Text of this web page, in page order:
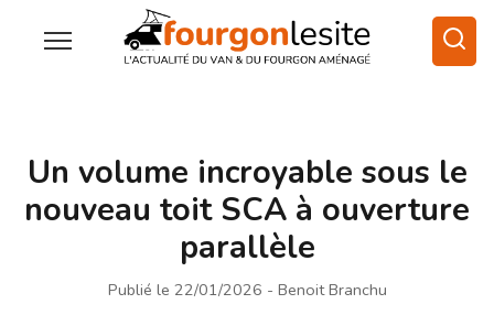
Un volume incroyable sous le
nouveau toit SCA à ouverture
parallèle
Publié le 22/01/2026 - Benoit Branchu